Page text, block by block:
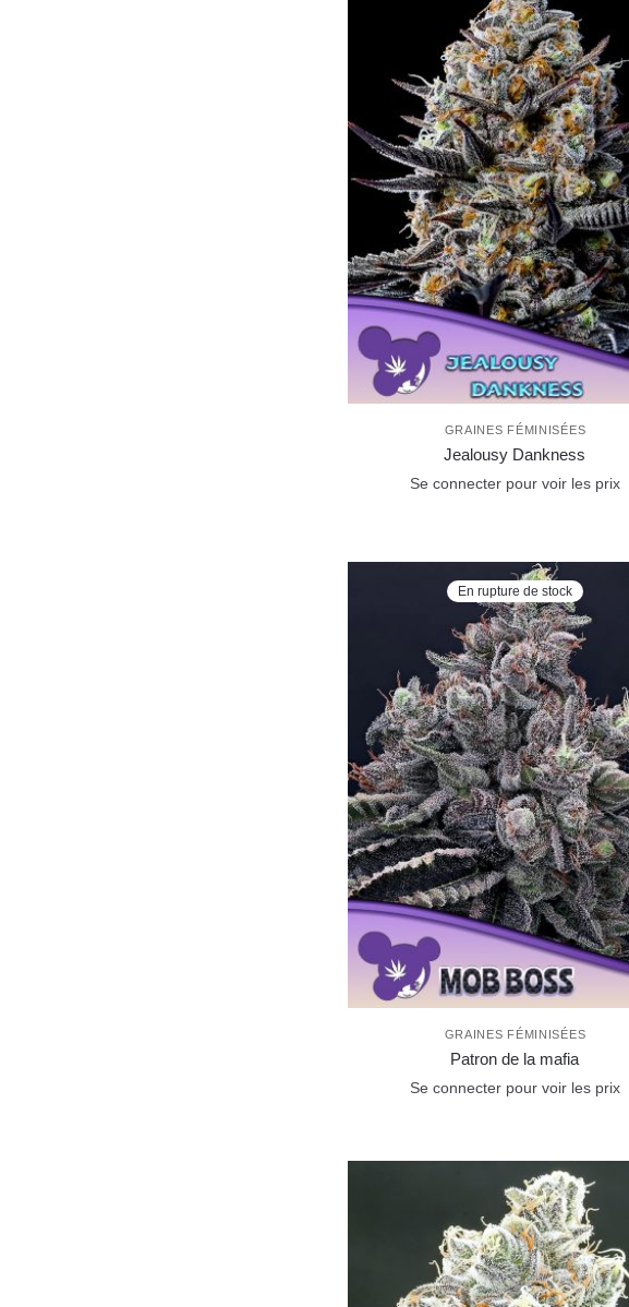
GRAINES FÉMINISÉES
Jealousy Dankness
Se connecter pour voir les prix
En rupture de stock
GRAINES FÉMINISÉES
Patron de la mafia
Se connecter pour voir les prix